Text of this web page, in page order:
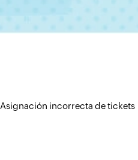
Asignación incorrecta de tickets